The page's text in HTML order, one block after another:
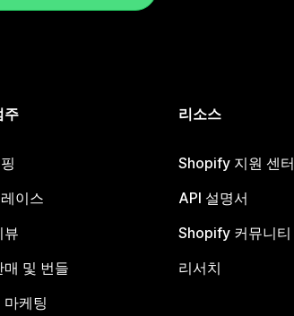
주
이스
뷰
매 및 번들
마케팅
리소스
Shopify 지원 센터
API 설명서
Shopify 커뮤니티
리서치